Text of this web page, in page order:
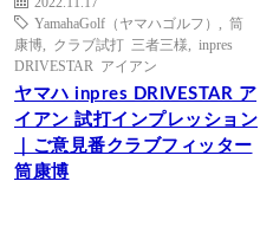
YamahaGolf（ヤマハゴルフ）
筒
康博
クラブ試打 三者三様
inpres
DRIVESTAR アイアン
ヤマハ inpres DRIVESTAR ア
イアン 試打インプレッション
｜ご意見番クラブフィッター
筒康博